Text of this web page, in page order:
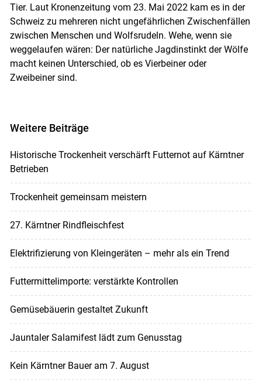
Tier. Laut Kronenzeitung vom 23. Mai 2022 kam es in der
Schweiz zu mehreren nicht ungefährlichen Zwischenfällen
zwischen Menschen und Wolfsrudeln. Wehe, wenn sie
weggelaufen wären: Der natürliche Jagdinstinkt der Wölfe
macht keinen Unterschied, ob es Vierbeiner oder
Zweibeiner sind.
Weitere Beiträge
Historische Trockenheit verschärft Futternot auf Kärntner
Betrieben
Trockenheit gemeinsam meistern
27. Kärntner Rindfleischfest
Elektrifizierung von Kleingeräten – mehr als ein Trend
Futtermittelimporte: verstärkte Kontrollen
Gemüsebäuerin gestaltet Zukunft
Jauntaler Salamifest lädt zum Genusstag
Kein Kärntner Bauer am 7. August